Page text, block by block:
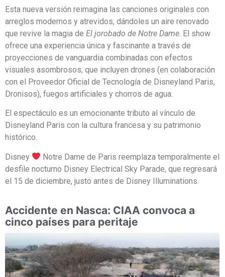
Esta nueva versión reimagina las canciones originales con
arreglos modernos y atrevidos, dándoles un aire renovado
que revive la magia de El jorobado de Notre Dame. El show
ofrece una experiencia única y fascinante a través de
proyecciones de vanguardia combinadas con efectos
visuales asombrosos, que incluyen drones (en colaboración
con el Proveedor Oficial de Tecnología de Disneyland Paris,
Dronisos), fuegos artificiales y chorros de agua.
El espectáculo es un emocionante tributo al vínculo de
Disneyland Paris con la cultura francesa y su patrimonio
histórico.
Disney
Notre Dame de Paris reemplaza temporalmente el
desfile nocturno Disney Electrical Sky Parade, que regresará
el 15 de diciembre, justo antes de Disney Illuminations.
Accidente en Nasca: CIAA convoca a
cinco países para peritaje